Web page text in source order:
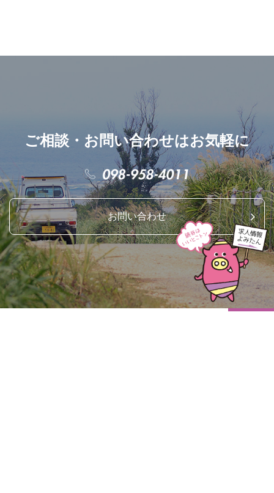
ご相談・お問い合わせはお気軽に
お問い合わせ